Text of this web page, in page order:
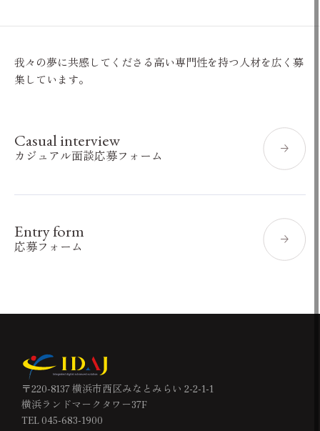
我々の夢に共感してくださる高い専門性を持つ人材を広く募
集しています。
カジュアル面談応募フォーム
Casual interview
応募フォーム
Entry form
〒220-8137 横浜市西区みなとみらい 2-2-1-1
横浜ランドマークタワー37F
TEL 045-683-1900